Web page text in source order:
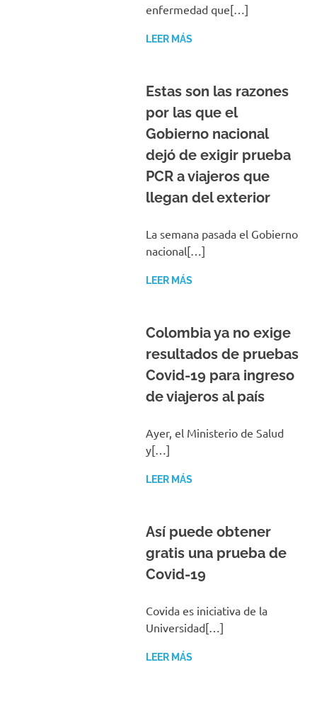
enfermedad que[…]
LEER MÁS
Estas son las razones
por las que el
Gobierno nacional
dejó de exigir prueba
PCR a viajeros que
llegan del exterior
La semana pasada el Gobierno
nacional[…]
LEER MÁS
Colombia ya no exige
resultados de pruebas
Covid-19 para ingreso
de viajeros al país
Ayer, el Ministerio de Salud
y[…]
LEER MÁS
Así puede obtener
gratis una prueba de
Covid-19
Covida es iniciativa de la
Universidad[…]
LEER MÁS